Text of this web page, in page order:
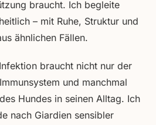
braucht. Ich begleite
– mit Ruhe, Struktur und
ähnlichen Fällen.
braucht nicht nur der
und manchmal
Hundes in seinen Alltag. Ich
nach Giardien sensibler